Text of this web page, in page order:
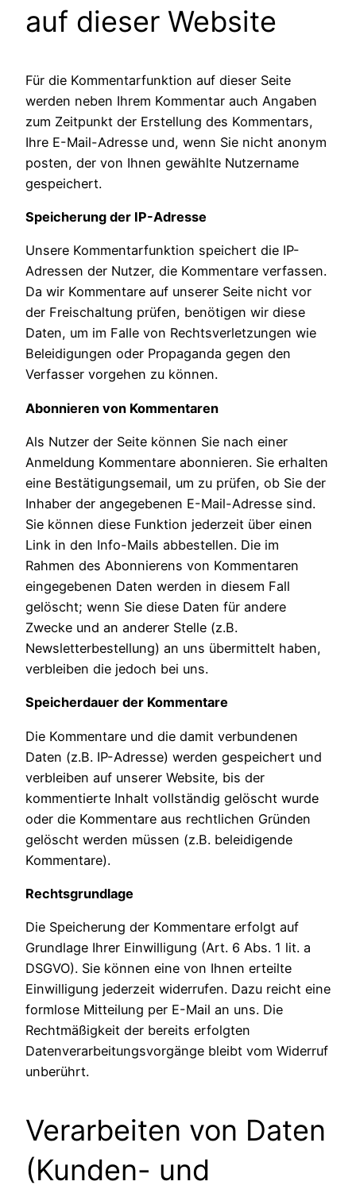
auf dieser Website
Für die Kommentarfunktion auf dieser Seite
werden neben Ihrem Kommentar auch Angaben
zum Zeitpunkt der Erstellung des Kommentars,
Ihre E-Mail-Adresse und, wenn Sie nicht anonym
posten, der von Ihnen gewählte Nutzername
gespeichert.
Speicherung der IP-Adresse
Unsere Kommentarfunktion speichert die IP-
Adressen der Nutzer, die Kommentare verfassen.
Da wir Kommentare auf unserer Seite nicht vor
der Freischaltung prüfen, benötigen wir diese
Daten, um im Falle von Rechtsverletzungen wie
Beleidigungen oder Propaganda gegen den
Verfasser vorgehen zu können.
Abonnieren von Kommentaren
Als Nutzer der Seite können Sie nach einer
Anmeldung Kommentare abonnieren. Sie erhalten
eine Bestätigungsemail, um zu prüfen, ob Sie der
Inhaber der angegebenen E-Mail-Adresse sind.
Sie können diese Funktion jederzeit über einen
Link in den Info-Mails abbestellen. Die im
Rahmen des Abonnierens von Kommentaren
eingegebenen Daten werden in diesem Fall
gelöscht; wenn Sie diese Daten für andere
Zwecke und an anderer Stelle (z.B.
Newsletterbestellung) an uns übermittelt haben,
verbleiben die jedoch bei uns.
Speicherdauer der Kommentare
Die Kommentare und die damit verbundenen
Daten (z.B. IP-Adresse) werden gespeichert und
verbleiben auf unserer Website, bis der
kommentierte Inhalt vollständig gelöscht wurde
oder die Kommentare aus rechtlichen Gründen
gelöscht werden müssen (z.B. beleidigende
Kommentare).
Rechtsgrundlage
Die Speicherung der Kommentare erfolgt auf
Grundlage Ihrer Einwilligung (Art. 6 Abs. 1 lit. a
DSGVO). Sie können eine von Ihnen erteilte
Einwilligung jederzeit widerrufen. Dazu reicht eine
formlose Mitteilung per E-Mail an uns. Die
Rechtmäßigkeit der bereits erfolgten
Datenverarbeitungsvorgänge bleibt vom Widerruf
unberührt.
Verarbeiten von Daten
(Kunden- und